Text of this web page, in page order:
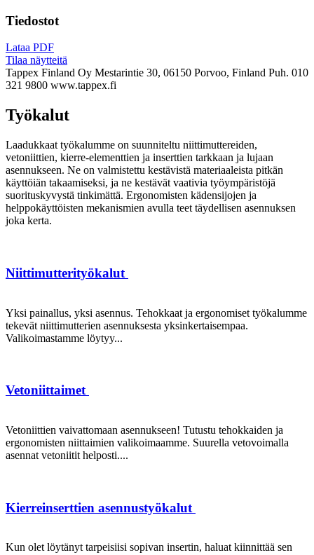
Tiedostot
Lataa PDF
Tilaa näytteitä
Tappex Finland Oy Mestarintie 30, 06150 Porvoo, Finland Puh. 010
321 9800 www.tappex.fi
Työkalut
Laadukkaat työkalumme on suunniteltu niittimuttereiden,
vetoniittien, kierre-elementtien ja inserttien tarkkaan ja lujaan
asennukseen. Ne on valmistettu kestävistä materiaaleista pitkän
käyttöiän takaamiseksi, ja ne kestävät vaativia työympäristöjä
suorituskyvystä tinkimättä. Ergonomisten kädensijojen ja
helppokäyttöisten mekanismien avulla teet täydellisen asennuksen
joka kerta.
Niittimutterityökalut
Yksi painallus, yksi asennus. Tehokkaat ja ergonomiset työkalumme
tekevät niittimutterien asennuksesta yksinkertaisempaa.
Valikoimastamme löytyy...
Vetoniittaimet
Vetoniittien vaivattomaan asennukseen! Tutustu tehokkaiden ja
ergonomisten niittaimien valikoimaamme. Suurella vetovoimalla
asennat vetoniitit helposti....
Kierreinserttien asennustyökalut
Kun olet löytänyt tarpeisiisi sopivan insertin, haluat kiinnittää sen